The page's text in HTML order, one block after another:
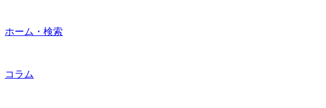
ホーム・検索
コラム